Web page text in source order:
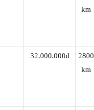
km
32.000.000đ
2800
km